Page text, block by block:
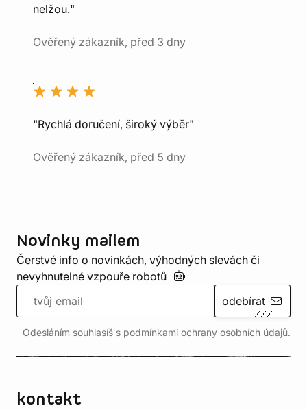
nelžou."
Ověřený zákazník, před 3 dny
"Rychlá doručení, široký výběr"
Ověřený zákazník, před 5 dny
Novinky mailem
Čerstvé info o novinkách, výhodných slevách či
nevyhnutelné vzpouře robotů
odebírat
Odesláním souhlasíš s podmínkami ochrany osobních údajů.
kontakt